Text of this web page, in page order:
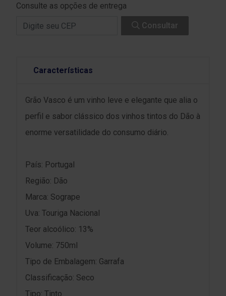
Consulte as opções de entrega
Consultar
Características
Grão Vasco é um vinho leve e elegante que alia o
perfil e sabor clássico dos vinhos tintos do Dão à
enorme versatilidade do consumo diário.
País: Portugal
Região: Dão
Marca: Sogrape
Uva: Touriga Nacional
Teor alcoólico: 13%
Volume: 750ml
Tipo de Embalagem: Garrafa
Classificação: Seco
Tipo: Tinto